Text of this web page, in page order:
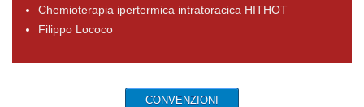
Chemioterapia ipertermica intratoracica HITHOT
Filippo Lococo
CONVENZIONI